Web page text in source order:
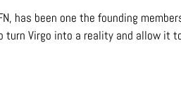
has been one the founding
Virgo into a reality and allow it